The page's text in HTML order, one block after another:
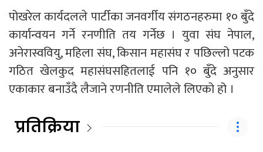
पोखरेल कार्यदलले पार्टीका जनवर्गीय संगठनहरुमा १० बुँदे
कार्यान्वयन गर्ने रनणीति तय गर्नेछ । युवा संघ नेपाल,
अनेरास्ववियु, महिला संघ, किसान महासंघ र पछिल्लो पटक
गठित खेलकुद महासंघसहितलाई पनि १० बुँदे अनुसार
एकाकार बनाउँदै लैजाने रणनीति एमालेले लिएको हो ।
प्रतिक्रिया